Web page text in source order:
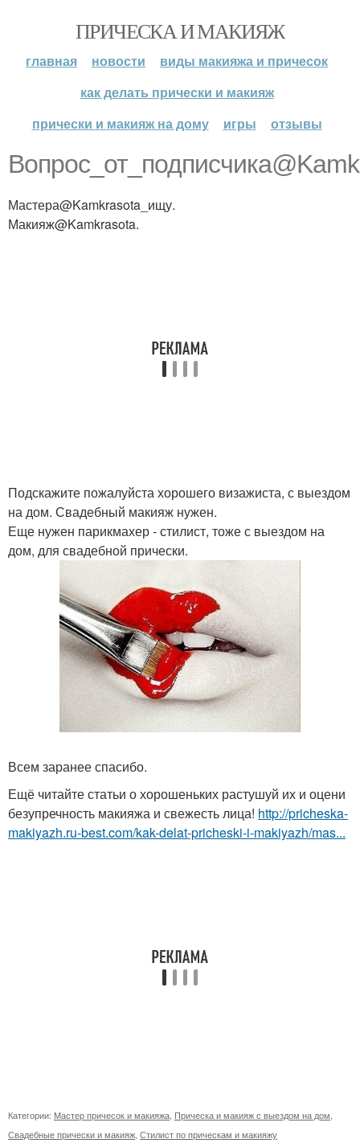
ПРИЧЕСКА И МАКИЯЖ
главная новости
виды макияжа и причесок
как делать прически и макияж
прически и макияж на дому
игры отзывы
Мастера@Kamkrasota_ищу.
Макияж@Kamkrasota.
Подскажите пожалуйста хорошего визажиста, с выездом
на дом. Свадебный макияж нужен.
Еще нужен парикмахер - стилист, тоже с выездом на
дом, для свадебной прически.
Всем заранее спасибо.
Ещё читайте статьи о хорошеньких растушуй их и оцени
безупречность макияжа и свежесть лица! http://pricheska-
makiyazh.ru-best.com/kak-delat-pricheski-i-makiyazh/mas...
Категории: Мастер причесок и макияжа Прическа и макияж с выездом на дом
Свадебные прически и макияж Стилист по прическам и макияжу